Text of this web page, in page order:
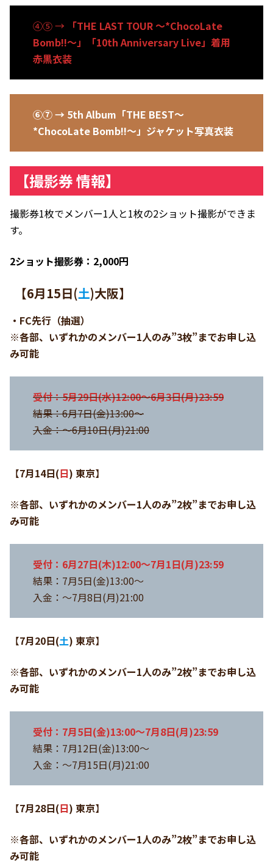
④⑤ → 「THE LAST TOUR 〜*ChocoLate
Bomb!!〜」「10th Anniversary Live」着用
赤黒衣装
⑥⑦ → 5th Album「THE BEST〜
*ChocoLate Bomb!!〜」ジャケット写真衣装
【撮影券 情報】
撮影券1枚でメンバー1人と1枚の2ショット撮影ができま
す。
2ショット撮影券：2,000円
【6月15日(土)大阪】
・FC先行（抽選）
※各部、いずれかのメンバー1人のみ”3枚”までお申し込
み可能
受付：5月29日(水)12:00～6月3日(月)23:59
結果：6月7日(金)13:00～
入金：～6月10日(月)21:00
【7月14日(日) 東京】
※各部、いずれかのメンバー1人のみ”2枚”までお申し込
み可能
受付：6月27日(木)12:00～7月1日(月)23:59
結果：7月5日(金)13:00～
入金：～7月8日(月)21:00
【7月20日(土) 東京】
※各部、いずれかのメンバー1人のみ”2枚”までお申し込
み可能
受付：7月5日(金)13:00～7月8日(月)23:59
結果：7月12日(金)13:00～
入金：～7月15日(月)21:00
【7月28日(日) 東京】
※各部、いずれかのメンバー1人のみ”2枚”までお申し込
み可能